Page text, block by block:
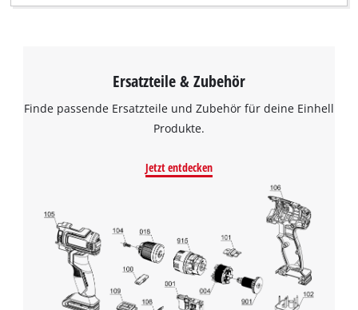
Ersatzteile & Zubehör
Finde passende Ersatzteile und Zubehör für deine Einhell
Produkte.
Jetzt entdecken